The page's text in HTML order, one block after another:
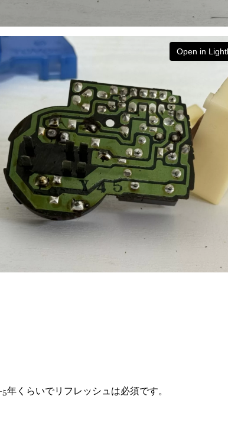
Open in
くらいでリフレッシュは必須です。